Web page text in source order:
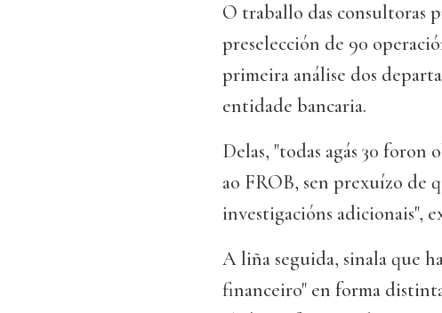
O traballo das consultoras
preselección de 90
primeira análise dos
entidade bancaria.
Delas, "todas agás 30
ao FROB, sen prexuízo de
investigacións adicionais",
A liña seguida, sinala que
financeiro" en forma